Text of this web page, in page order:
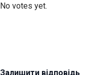
No votes yet.
Залишити відповідь